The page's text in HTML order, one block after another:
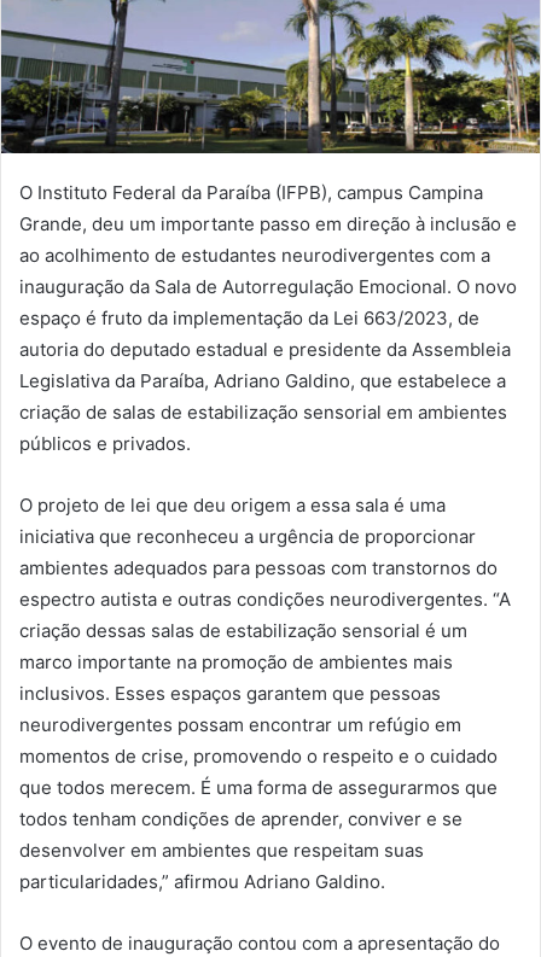
d
e
u
m
e
m
a
i
O Instituto Federal da Paraíba (IFPB), campus Campina
Grande, deu um importante passo em direção à inclusão e
ao acolhimento de estudantes neurodivergentes com a
inauguração da Sala de Autorregulação Emocional. O novo
espaço é fruto da implementação da Lei 663/2023, de
autoria do deputado estadual e presidente da Assembleia
Legislativa da Paraíba, Adriano Galdino, que estabelece a
criação de salas de estabilização sensorial em ambientes
públicos e privados.
O projeto de lei que deu origem a essa sala é uma
iniciativa que reconheceu a urgência de proporcionar
ambientes adequados para pessoas com transtornos do
espectro autista e outras condições neurodivergentes. “A
criação dessas salas de estabilização sensorial é um
marco importante na promoção de ambientes mais
inclusivos. Esses espaços garantem que pessoas
neurodivergentes possam encontrar um refúgio em
momentos de crise, promovendo o respeito e o cuidado
que todos merecem. É uma forma de assegurarmos que
todos tenham condições de aprender, conviver e se
desenvolver em ambientes que respeitam suas
particularidades,” afirmou Adriano Galdino.
O evento de inauguração contou com a apresentação do